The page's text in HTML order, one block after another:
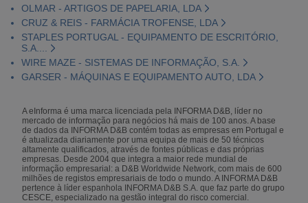
OLMAR - ARTIGOS DE PAPELARIA, LDA
CRUZ & REIS - FARMÁCIA TROFENSE, LDA
STAPLES PORTUGAL - EQUIPAMENTO DE ESCRITÓRIO,
S.A....
WIRE MAZE - SISTEMAS DE INFORMAÇÃO, S.A.
GARSER - MÁQUINAS E EQUIPAMENTO AUTO, LDA
A eInforma é uma marca licenciada pela INFORMA D&B, líder no
mercado de informação para negócios há mais de 100 anos. A base
de dados da INFORMA D&B contém todas as empresas em Portugal e
é atualizada diariamente por uma equipa de mais de 50 técnicos
altamente qualificados, através de fontes públicas e das próprias
empresas. Desde 2004 que integra a maior rede mundial de
informação empresarial: a D&B Worldwide Network, com mais de 600
milhões de registos empresariais de todo o mundo. A INFORMA D&B
pertence à líder espanhola INFORMA D&B S.A. que faz parte do grupo
CESCE, especializado na gestão integral do risco comercial.